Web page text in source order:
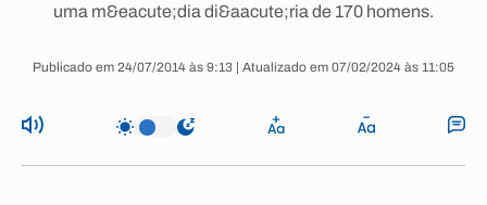
uma m&eacute;dia di&aacute;ria de 170 homens.
Publicado em 24/07/2014 às 9:13 | Atualizado em 07/02/2024 às 11:05